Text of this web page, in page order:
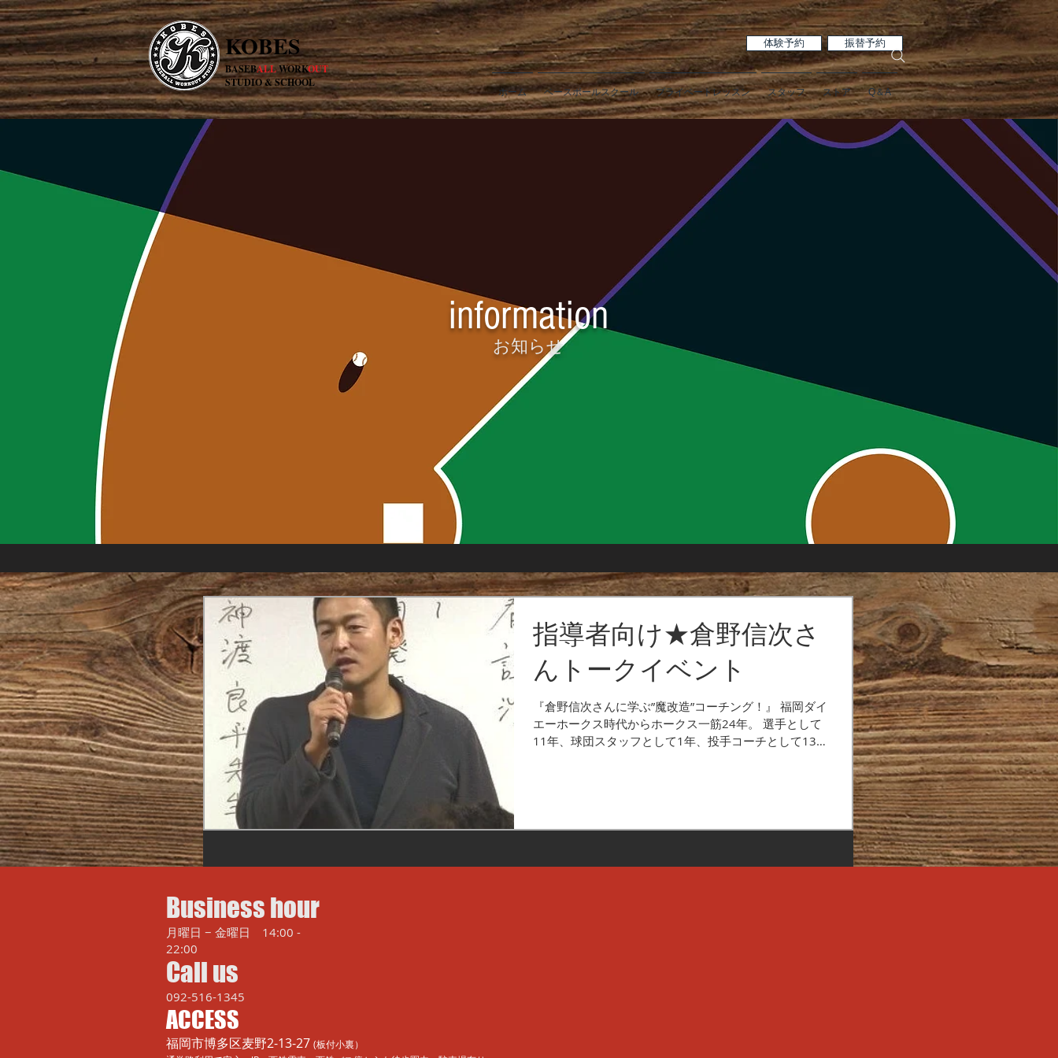
KOBES
BASEBALLWORKOUT
STUDIO & SCHOOL
体験予約 振替予約
ホーム ベースボールスクール プライベートレッスン スタッフ ストア Q＆A
information
お知らせ
指導者向け★倉野信次さ
んトークイベント
『倉野信次さんに学ぶ”魔改造”コーチング！』 福岡ダイ
エーホークス時代からホークス一筋24年。 選手として
11年、球団スタッフとして1年、投手コーチとして13
Business hour
月曜日 − 金曜日 14:00 -
22:00
Call us
092-516-1345
ACCESS
福岡市博多区麦野2-13-27 (板付小裏）